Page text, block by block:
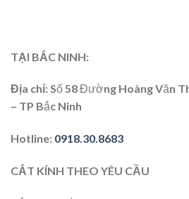
TẠI BẮC NINH:
Địa chỉ: Số 58 Đường Hoàng Văn
– TP Bắc Ninh
Hotline: 0918.30.8683
CẮT KÍNH THEO YÊU CẦU